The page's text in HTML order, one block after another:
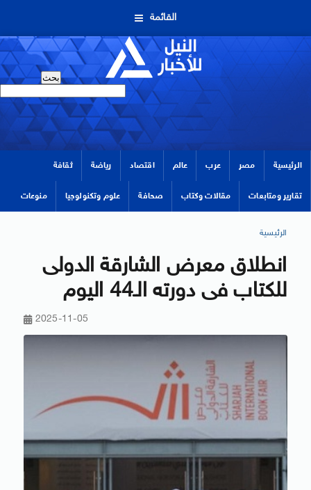
القائمة
الرئيسية مصر عرب عالم اقتصاد رياضة ثقافة
تقارير ومتابعات مقالات وكتاب صحافة علوم وتكنولوجيا منوعات
الرئيسية
انطلاق معرض الشارقة الدولى
للكتاب فى دورته الـ44 اليوم
2025-11-05